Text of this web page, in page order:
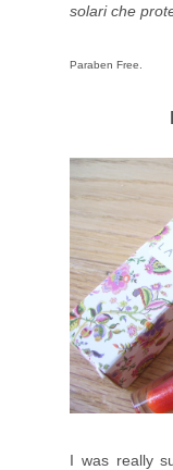
solari che
Paraben Free.
I was really